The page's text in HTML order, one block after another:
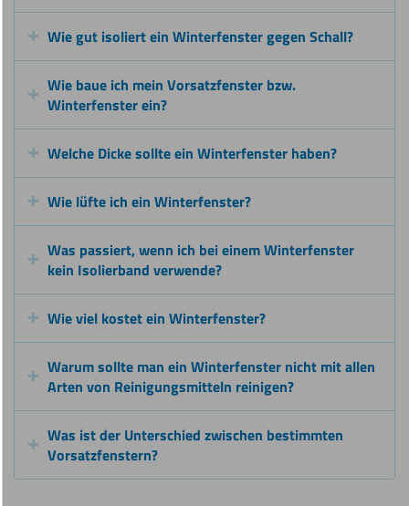
Wie gut isoliert ein Winterfenster gegen Schall?
Wie baue ich mein Vorsatzfenster bzw.
Winterfenster ein?
Welche Dicke sollte ein Winterfenster haben?
Wie lüfte ich ein Winterfenster?
Was passiert, wenn ich bei einem Winterfenster
kein Isolierband verwende?
Wie viel kostet ein Winterfenster?
Warum sollte man ein Winterfenster nicht mit allen
Arten von Reinigungsmitteln reinigen?
Was ist der Unterschied zwischen bestimmten
Vorsatzfenstern?